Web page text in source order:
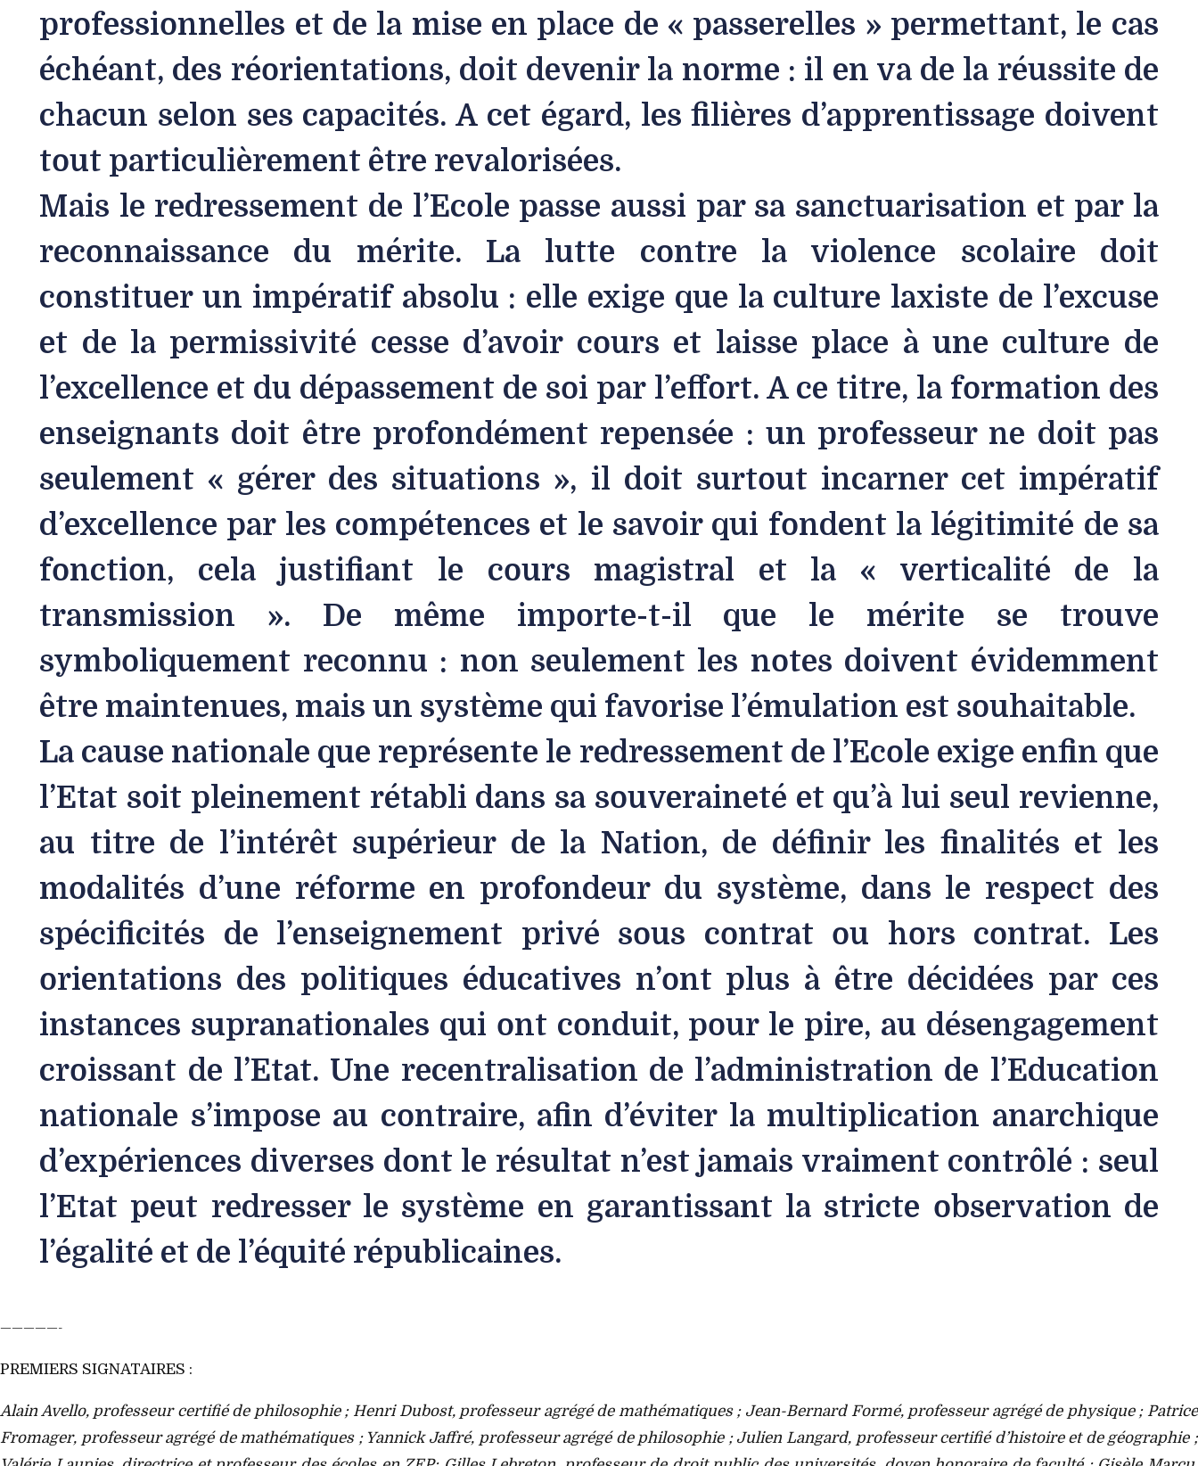
professionnelles et de la mise en place de « passerelles » permettant, le cas
échéant, des réorientations, doit devenir la norme : il en va de la réussite de
chacun selon ses capacités. A cet égard, les filières d’apprentissage doivent
tout particulièrement être revalorisées.
Mais le redressement de l’Ecole passe aussi par sa sanctuarisation et par la
reconnaissance du mérite. La lutte contre la violence scolaire doit
constituer un impératif absolu : elle exige que la culture laxiste de l’excuse
et de la permissivité cesse d’avoir cours et laisse place à une culture de
l’excellence et du dépassement de soi par l’effort. A ce titre, la formation des
enseignants doit être profondément repensée : un professeur ne doit pas
seulement « gérer des situations », il doit surtout incarner cet impératif
d’excellence par les compétences et le savoir qui fondent la légitimité de sa
fonction, cela justifiant le cours magistral et la « verticalité de la
transmission ». De même importe-t-il que le mérite se trouve
symboliquement reconnu : non seulement les notes doivent évidemment
être maintenues, mais un système qui favorise l’émulation est souhaitable.
La cause nationale que représente le redressement de l’Ecole exige enfin que
l’Etat soit pleinement rétabli dans sa souveraineté et qu’à lui seul revienne,
au titre de l’intérêt supérieur de la Nation, de définir les finalités et les
modalités d’une réforme en profondeur du système, dans le respect des
spécificités de l’enseignement privé sous contrat ou hors contrat. Les
orientations des politiques éducatives n’ont plus à être décidées par ces
instances supranationales qui ont conduit, pour le pire, au désengagement
croissant de l’Etat. Une recentralisation de l’administration de l’Education
nationale s’impose au contraire, afin d’éviter la multiplication anarchique
d’expériences diverses dont le résultat n’est jamais vraiment contrôlé : seul
l’Etat peut redresser le système en garantissant la stricte observation de
l’égalité et de l’équité républicaines.
—————-
PREMIERS SIGNATAIRES :
Alain Avello, professeur certifié de philosophie ; Henri Dubost, professeur agrégé de mathématiques ; Jean-Bernard Formé, professeur agrégé de physique ; Patrice
Fromager, professeur agrégé de mathématiques ; Yannick Jaffré, professeur agrégé de philosophie ; Julien Langard, professeur certifié d’histoire et de géographie ;